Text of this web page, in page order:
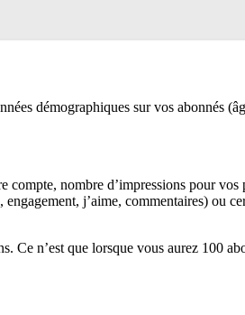
démographiques sur vos abonnés
nombre d’impressions pour
j’aime, commentaires) ou
Ce n’est que lorsque vous aurez 100